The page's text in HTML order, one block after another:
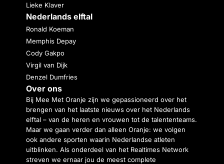
Lieke Klaver
Nederlands elftal
Ronald Koeman
Memphis Depay
Cody Gakpo
Virgil van Dijk
Denzel Dumfries
Over ons
Bij Mee Met Oranje zijn we gepassioneerd over het
brengen van het laatste nieuws over het Nederlands
elftal – van de heren en vrouwen tot de talententeams.
Maar we gaan verder dan alleen Oranje: we volgen
ook andere sporten waarin Nederlandse atleten
uitblinken. Als onderdeel van het Realtimes Network
streven we ernaar jou de meest complete